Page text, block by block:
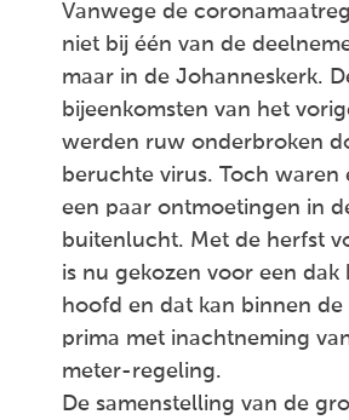
Vanwege de
niet bij één van de
maar in de Johanneskerk.
bijeenkomsten van het
werden ruw onderbroken
beruchte virus. Toch waren
een paar ontmoetingen in
buitenlucht. Met de herfst
is nu gekozen voor een dak
hoofd en dat kan binnen de
prima met inachtneming
meter-regeling.
De samenstelling van de